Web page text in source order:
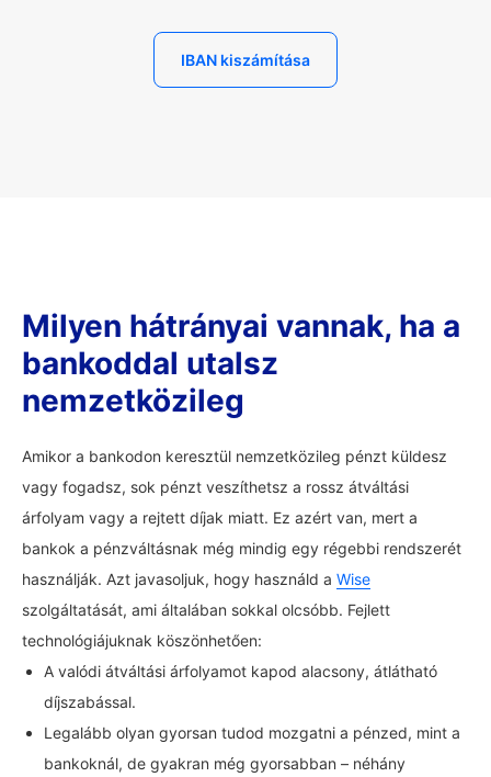
IBAN kiszámítása
Milyen hátrányai vannak, ha a
bankoddal utalsz
nemzetközileg
Amikor a bankodon keresztül nemzetközileg pénzt küldesz
vagy fogadsz, sok pénzt veszíthetsz a rossz átváltási
árfolyam vagy a rejtett díjak miatt. Ez azért van, mert a
bankok a pénzváltásnak még mindig egy régebbi rendszerét
használják. Azt javasoljuk, hogy használd a Wise
szolgáltatását, ami általában sokkal olcsóbb. Fejlett
technológiájuknak köszönhetően:
A valódi átváltási árfolyamot kapod alacsony, átlátható
díjszabással.
Legalább olyan gyorsan tudod mozgatni a pénzed, mint a
bankoknál, de gyakran még gyorsabban – néhány